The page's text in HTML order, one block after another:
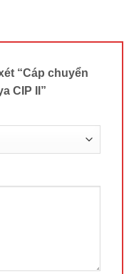
“Cáp chuyển
CIP II”